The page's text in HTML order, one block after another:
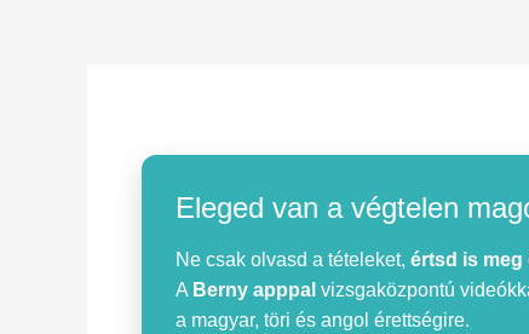
Eleged van a végtelen
Ne csak olvasd a tételeket, értsd is meg
A Berny apppal vizsgaközpontú
a magyar, töri és angol érettségire.